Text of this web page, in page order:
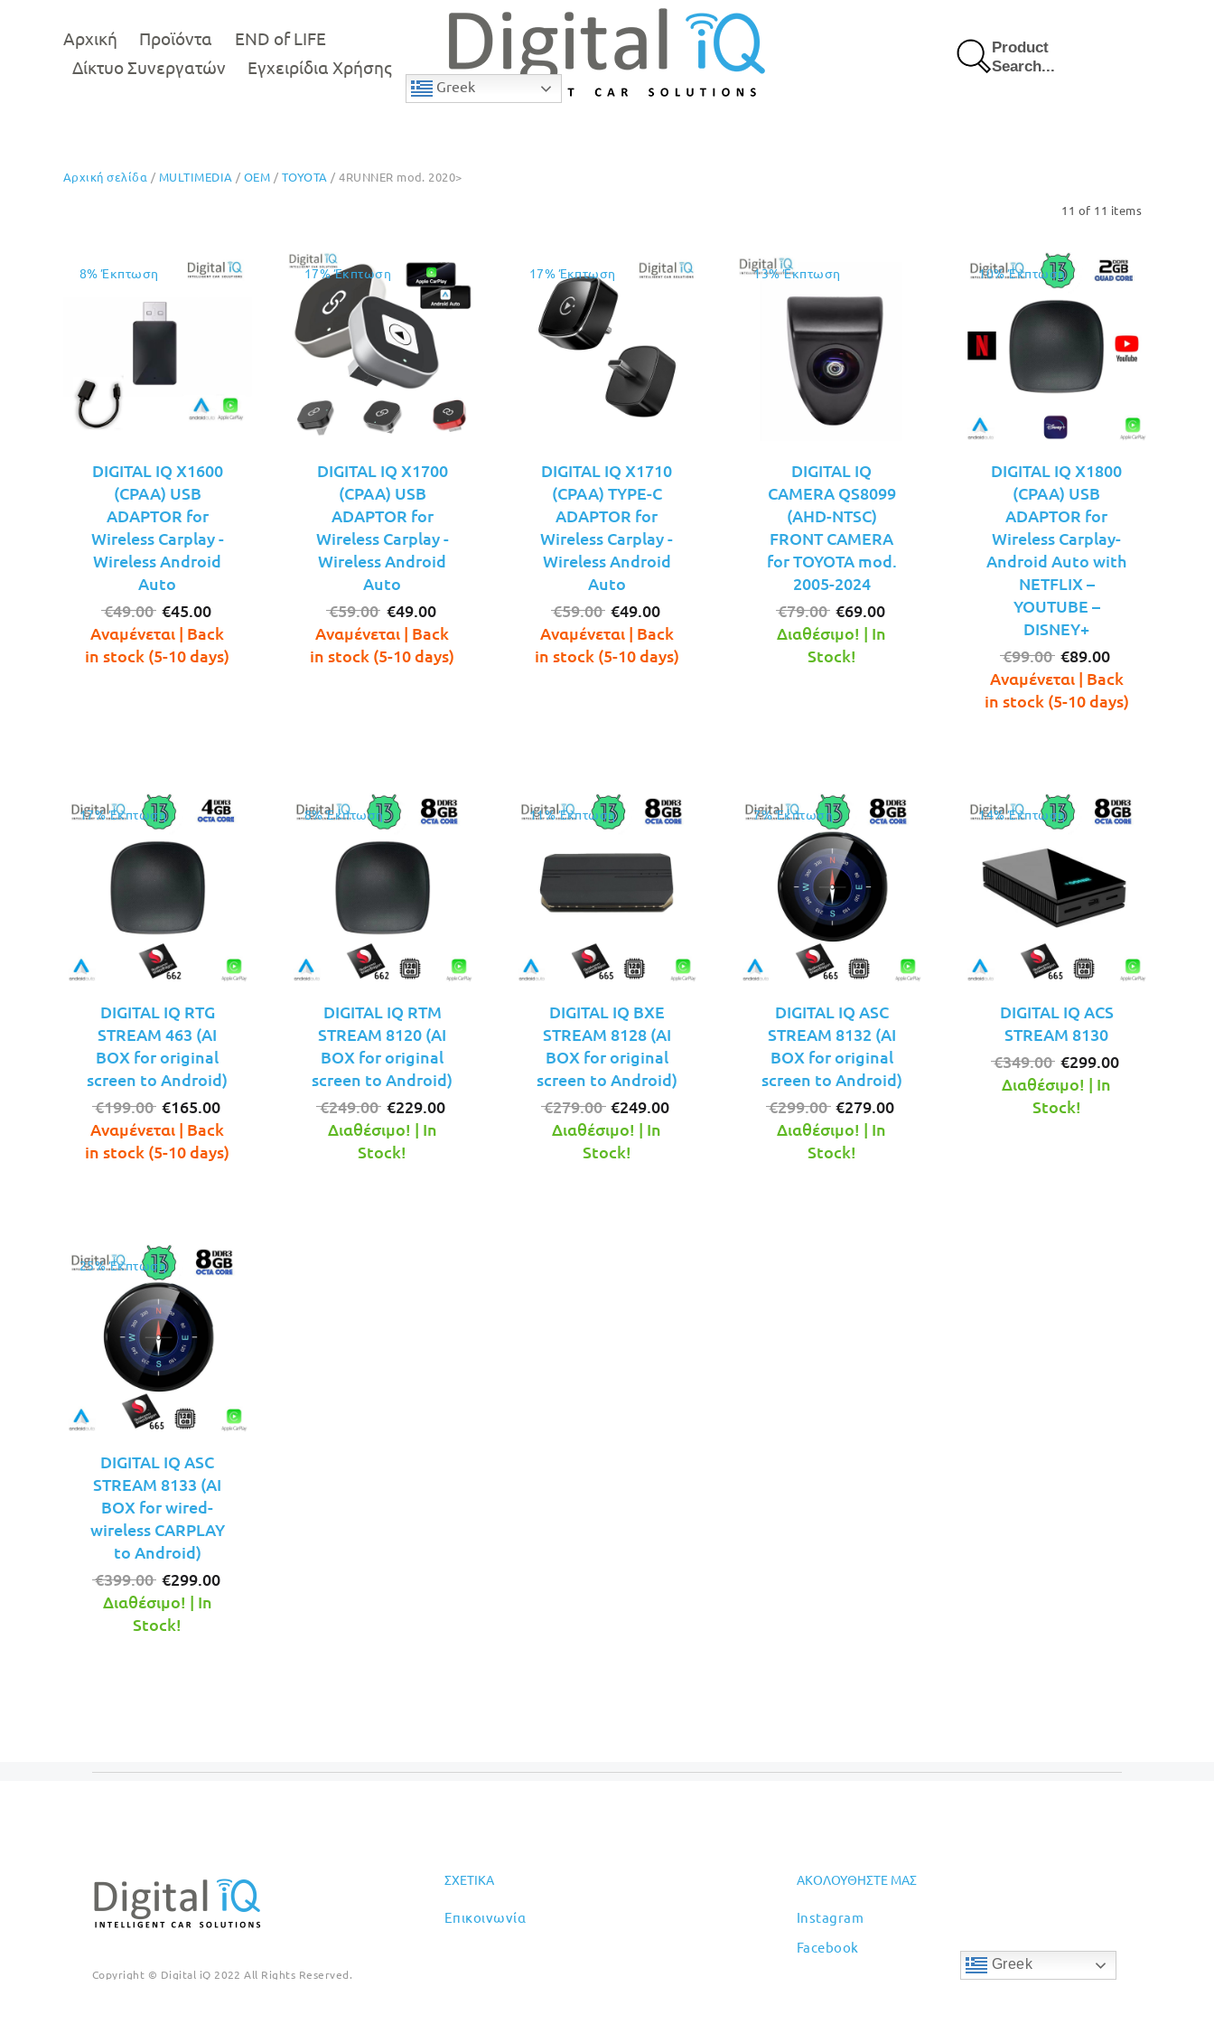
Αρχική Προϊόντα
END of LIFE
Δίκτυο Συνεργατών
Εγχειρίδια Χρήσης
Greek
Product
Search...
Αρχική σελίδα / MULTIMEDIA / OEM / TOYOTA / 4RUNNER mod. 2020>
11 of 11 items
8% Έκπτωση
DIGITAL IQ X1600
(CPAA) USB
ADAPTOR for
Wireless Carplay -
Wireless Android
Auto
€49.00 Original
price
was:
€45.00
τρέχουσα
τιμή
Αναμένεται | Back
in stock (5-10 days)
17% Έκπτωση
DIGITAL IQ X1700
(CPAA) USB
ADAPTOR for
Wireless Carplay -
Wireless Android
Auto
€59.00 Original
price
was:
€49.00
τρέχουσα
τιμή
Αναμένεται | Back
in stock (5-10 days)
17% Έκπτωση
DIGITAL IQ X1710
(CPAA) TYPE-C
ADAPTOR for
Wireless Carplay -
Wireless Android
Auto
€59.00 Original
price
was:
€49.00
τρέχουσα
τιμή
Αναμένεται | Back
in stock (5-10 days)
13% Έκπτωση
DIGITAL IQ
CAMERA QS8099
(AHD-NTSC)
FRONT CAMERA
for TOYOTA mod.
2005-2024
€79.00 Original
price
was:
€69.00
Διαθέσιμο! | In
Stock!
10% Έκπτωση
DIGITAL IQ X1800
(CPAA) USB
ADAPTOR for
Wireless Carplay-
Android Auto with
NETFLIX –
YOUTUBE –
DISNEY+
€99.00 Original
price
was:
€89.00
τρέχουσα
τιμή
Αναμένεται | Back
in stock (5-10 days)
17% Έκπτωση
DIGITAL IQ RTG
STREAM 463 (AI
BOX for original
screen to Android)
€199.00 Original
price
was:
€165.00
τρέχουσα
τιμή
Αναμένεται | Back
in stock (5-10 days)
8% Έκπτωση
DIGITAL IQ RTM
STREAM 8120 (AI
BOX for original
screen to Android)
€249.00 Original
price
was:
€229.00
Διαθέσιμο! | In
Stock!
11% Έκπτωση
DIGITAL IQ BXE
STREAM 8128 (AI
BOX for original
screen to Android)
€279.00 Original
price
was:
€249.00
Διαθέσιμο! | In
Stock!
7% Έκπτωση
DIGITAL IQ ASC
STREAM 8132 (AI
BOX for original
screen to Android)
€299.00 Original
price
was:
€279.00
Διαθέσιμο! | In
Stock!
14% Έκπτωση
DIGITAL IQ ACS
STREAM 8130
€349.00 Original
price
was:
€299.00
Διαθέσιμο! | In
Stock!
25% Έκπτωση
DIGITAL IQ ASC
STREAM 8133 (AI
BOX for wired-
wireless CARPLAY
to Android)
€399.00 Original
price
was:
€299.00
Διαθέσιμο! | In
Stock!
Copyright © Digital iQ 2022 All Rights Reserved.
ΣΧΕΤΙΚΆ
Επικοινωνία
ΑΚΟΛΟΥΘΉΣΤΕ ΜΑΣ
Instagram
Facebook
Greek